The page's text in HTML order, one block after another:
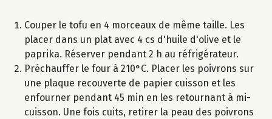
Couper le tofu en 4 morceaux de même taille. Les
placer dans un plat avec 4 cs d'huile d'olive et le
paprika. Réserver pendant 2 h au réfrigérateur.
Préchauffer le four à 210°C. Placer les poivrons sur
une plaque recouverte de papier cuisson et les
enfourner pendant 45 min en les retournant à mi-
cuisson. Une fois cuits, retirer la peau des poivrons